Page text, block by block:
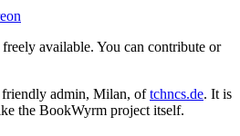
available. You can contribute or
admin, Milan, oftchncs.de. It is
the BookWyrm project itself.